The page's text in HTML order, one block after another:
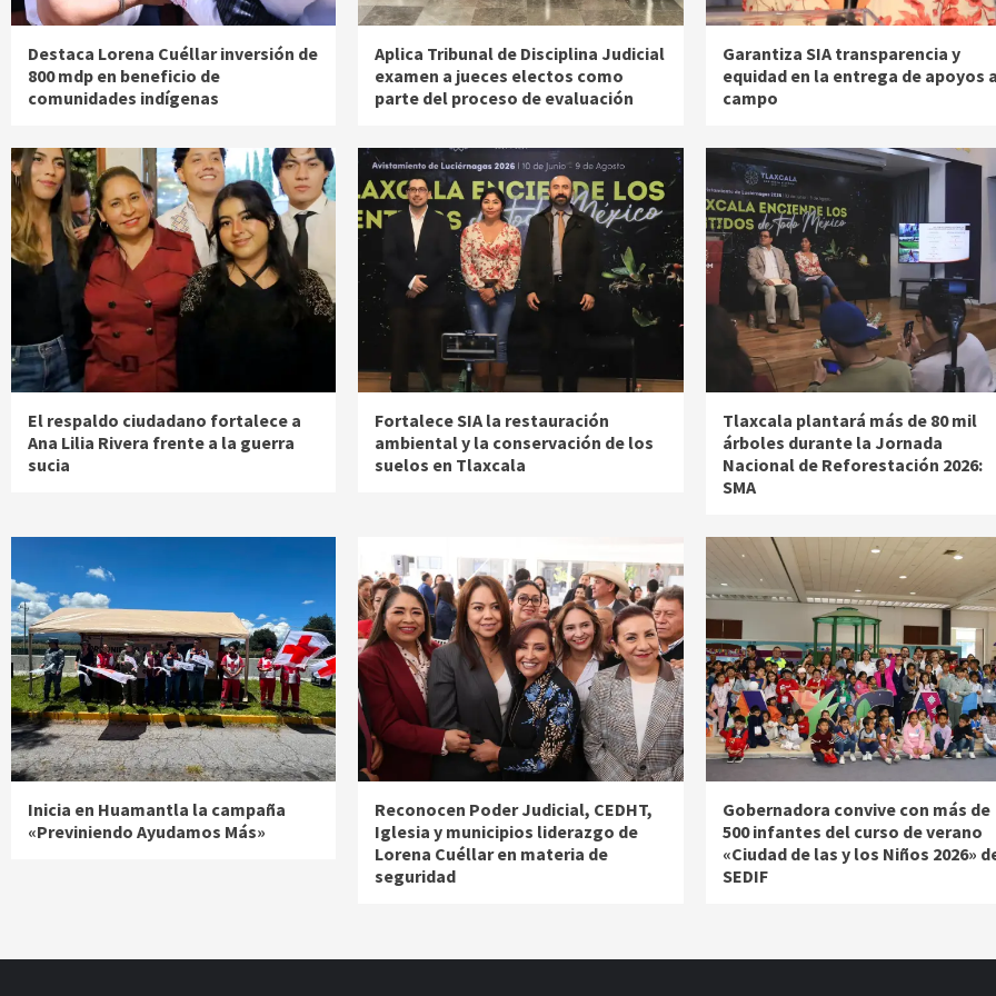
Destaca Lorena Cuéllar inversión de
800 mdp en beneficio de
comunidades indígenas
Aplica Tribunal de Disciplina Judicial
examen a jueces electos como
parte del proceso de evaluación
Garantiza SIA transparencia y
equidad en la entrega de apoyos
campo
El respaldo ciudadano fortalece a
Ana Lilia Rivera frente a la guerra
sucia
Fortalece SIA la restauración
ambiental y la conservación de los
suelos en Tlaxcala
Tlaxcala plantará más de 80 mil
árboles durante la Jornada
Nacional de Reforestación 2026:
SMA
Inicia en Huamantla la campaña
«Previniendo Ayudamos Más»
Reconocen Poder Judicial, CEDHT,
Iglesia y municipios liderazgo de
Lorena Cuéllar en materia de
seguridad
Gobernadora convive con más de
500 infantes del curso de verano
«Ciudad de las y los Niños 2026»
SEDIF